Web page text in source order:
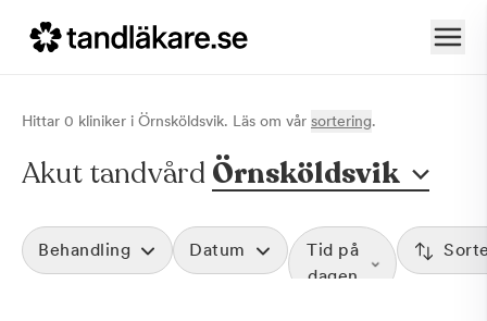
Hittar 0 kliniker i Örnsköldsvik. Läs om vår sortering.
Akut tandvård Örnsköldsvik
Behandling Datum
Tid på
dagen